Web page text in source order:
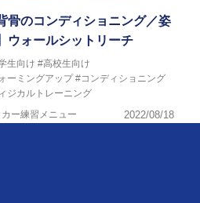
骨のコンディショニング／姿
ウォールシットリーチ
生向け #高校生向け
ーミングアップ #コンディショニング
ジカルトレーニング
ー練習メニュー
2022/08/18